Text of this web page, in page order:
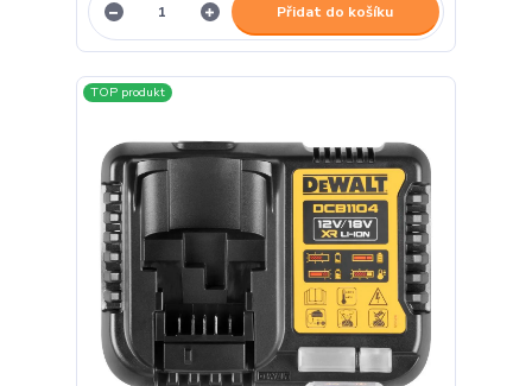
Přidat do košíku
TOP produkt